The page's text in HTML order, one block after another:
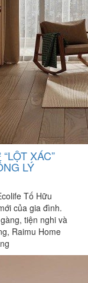
XÁC”
LÝ
Tố Hữu
của gia đình.
tiện nghi và
Raimu Home